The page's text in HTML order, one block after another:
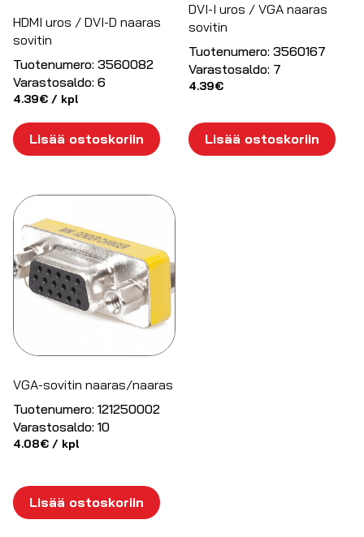
HDMI uros / DVI-D naaras
sovitin
Tuotenumero: 3560082
Varastosaldo: 6
4.39€ / kpl
Lisää ostoskoriin
DVI-I uros / VGA naaras
sovitin
Tuotenumero: 3560167
Varastosaldo: 7
4.39€
Lisää ostoskoriin
VGA-sovitin naaras/naaras
Tuotenumero: 121250002
Varastosaldo: 10
4.08€ / kpl
Lisää ostoskoriin